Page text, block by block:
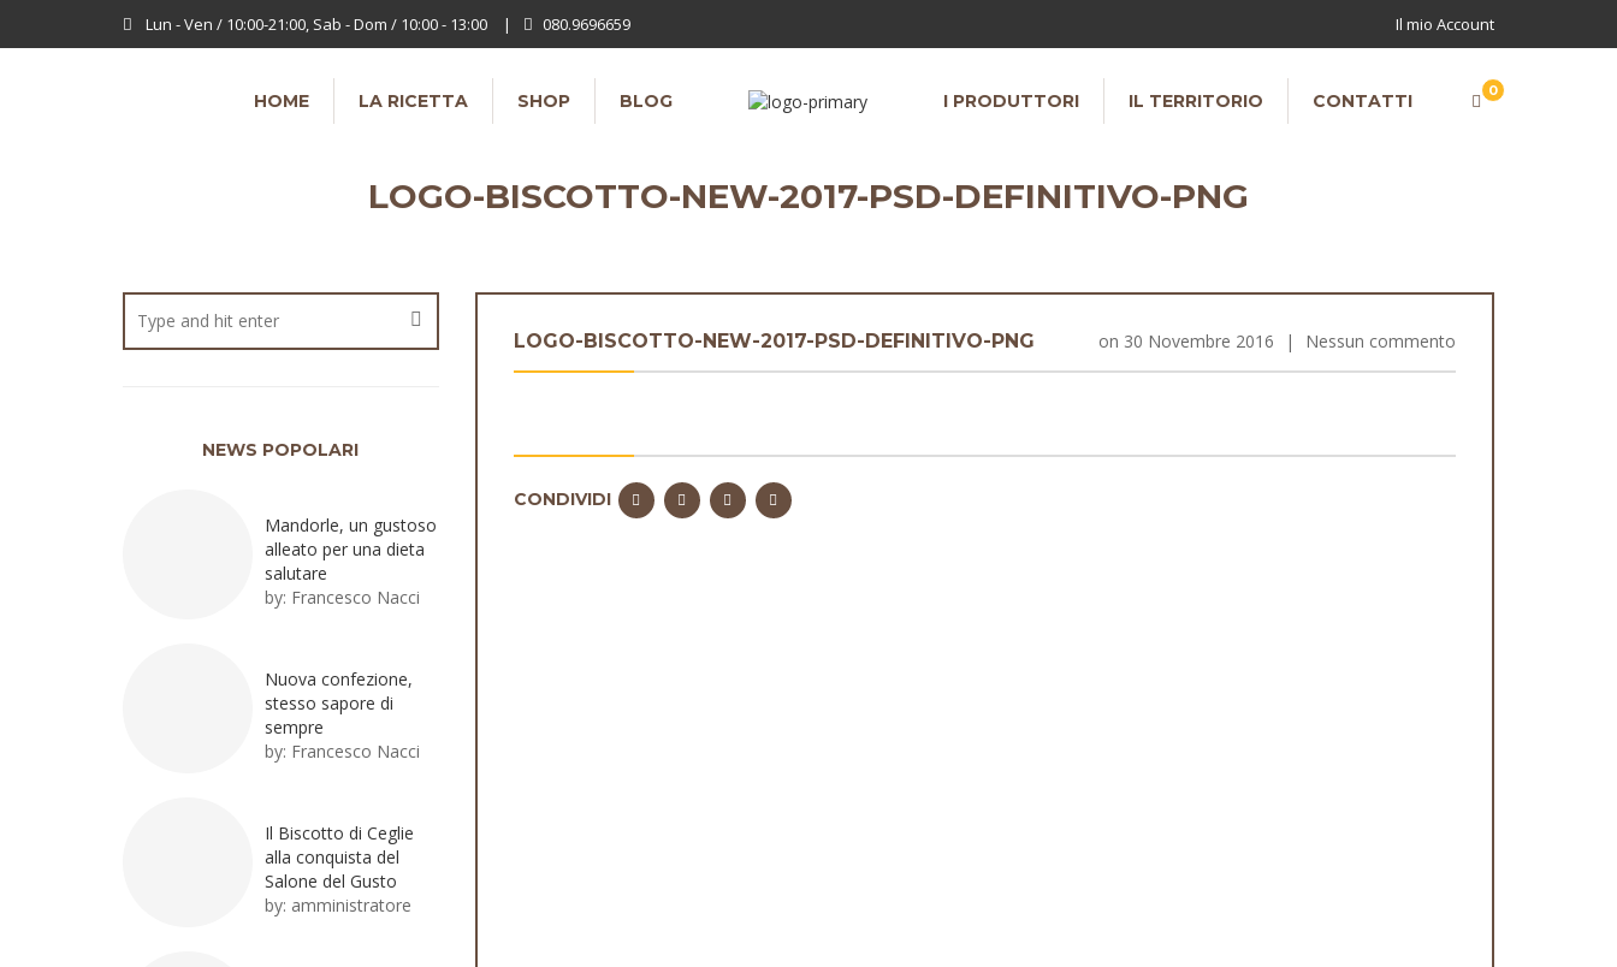
Lun - Ven / 10:00-21:00, Sab - Dom / 10:00 - 13:00 | 080.9696659 Il mio Account
HOME LA RICETTA SHOP BLOG I PRODUTTORI IL TERRITORIO CONTATTI 0
LOGO-BISCOTTO-NEW-2017-PSD-DEFINITIVO-PNG
LOGO-BISCOTTO-NEW-2017-PSD-DEFINITIVO-PNG on 30 Novembre 2016 | Nessun commento
CONDIVIDI
NEWS POPOLARI
Mandorle, un gustoso
alleato per una dieta
salutare
by: Francesco Nacci
Nuova confezione,
stesso sapore di
sempre
by: Francesco Nacci
Il Biscotto di Ceglie
alla conquista del
Salone del Gusto
by: amministratore